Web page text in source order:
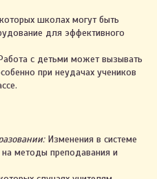
школах могут быть
для эффективного
с детьми может вызывать
при неудачах учеников
Изменения в системе
методы преподавания и